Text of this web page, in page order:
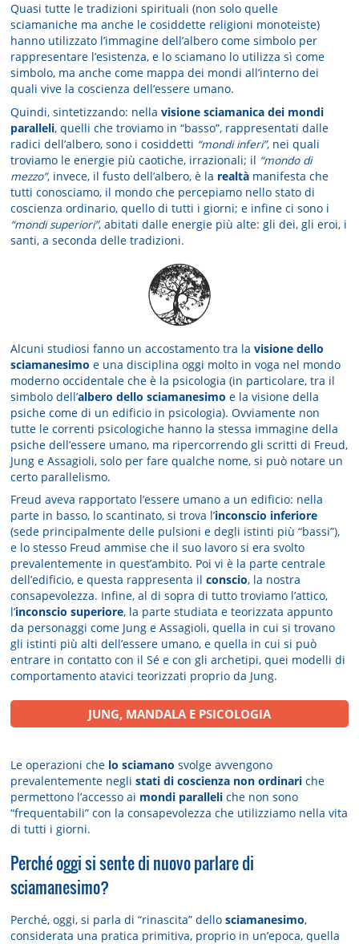
Quasi tutte le tradizioni spirituali (non solo quelle
sciamaniche ma anche le cosiddette religioni monoteiste)
hanno utilizzato l’immagine dell’albero come simbolo per
rappresentare l’esistenza, e lo sciamano lo utilizza sì come
simbolo, ma anche come mappa dei mondi all’interno dei
quali vive la coscienza dell’essere umano.
Quindi, sintetizzando: nellavisione sciamanica dei mondi
paralleli, quelli che troviamo in “basso”, rappresentati dalle
radici dell’albero, sono i cosiddetti “mondi inferi”, nei quali
troviamo le energie più caotiche, irrazionali; il “mondo di
mezzo”, invece, il fusto dell’albero, è la realtà manifesta che
tutti conosciamo, il mondo che percepiamo nello stato di
coscienza ordinario, quello di tutti i giorni; e infine ci sono i
“mondi superiori”, abitati dalle energie più alte: gli dei, gli eroi, i
santi, a seconda delle tradizioni.
Alcuni studiosi fanno un accostamento tra lavisione dello
sciamanesimo e una disciplina oggi molto in voga nel mondo
moderno occidentale che è la psicologia (in particolare, tra il
simbolo dell’albero dello sciamanesimo e la visione della
psiche come di un edificio in psicologia). Ovviamente non
tutte le correnti psicologiche hanno la stessa immagine della
psiche dell’essere umano, ma ripercorrendo gli scritti di Freud,
Jung e Assagioli, solo per fare qualche nome, si può notare un
certo parallelismo.
Freud aveva rapportato l’essere umano a un edificio: nella
parte in basso, lo scantinato, si trova l’inconscio inferiore
(sede principalmente delle pulsioni e degli istinti più “bassi”),
e lo stesso Freud ammise che il suo lavoro si era svolto
prevalentemente in quest’ambito. Poi vi è la parte centrale
dell’edificio, e questa rappresenta ilconscio, la nostra
consapevolezza. Infine, al di sopra di tutto troviamo l’attico,
l’inconscio superiore, la parte studiata e teorizzata appunto
da personaggi come Jung e Assagioli, quella in cui si trovano
gli istinti più alti dell’essere umano, e quella in cui si può
entrare in contatto con il Sé e con gli archetipi, quei modelli di
comportamento atavici teorizzati proprio da Jung.
JUNG, MANDALA E PSICOLOGIA
Le operazioni che lo sciamano svolge avvengono
prevalentemente neglistati di coscienza non ordinari che
permettono l’accesso ai mondi paralleli che non sono
“frequentabili” con la consapevolezza che utilizziamo nella vita
di tutti i giorni.
Perché oggi si sente di nuovo parlare di
sciamanesimo?
Perché, oggi, si parla di “rinascita” dellosciamanesimo,
considerata una pratica primitiva, proprio in un’epoca, quella